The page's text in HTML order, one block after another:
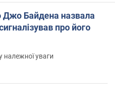
Байдена назвала
про його
належної уваги